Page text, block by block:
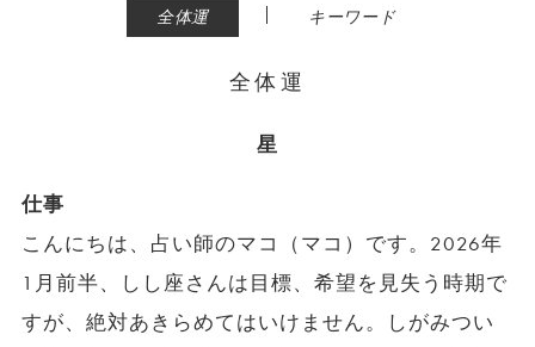
全体運 | キーワード
全体運
星
仕事
こんにちは、占い師のマコ（マコ）です。2026年
1月前半、しし座さんは目標、希望を見失う時期で
すが、絶対あきらめてはいけません。しがみつい